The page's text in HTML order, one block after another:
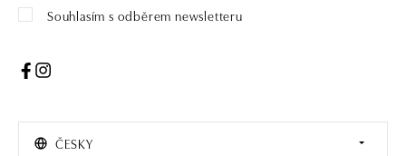
Souhlasím s odběrem newsletteru
ČESKY